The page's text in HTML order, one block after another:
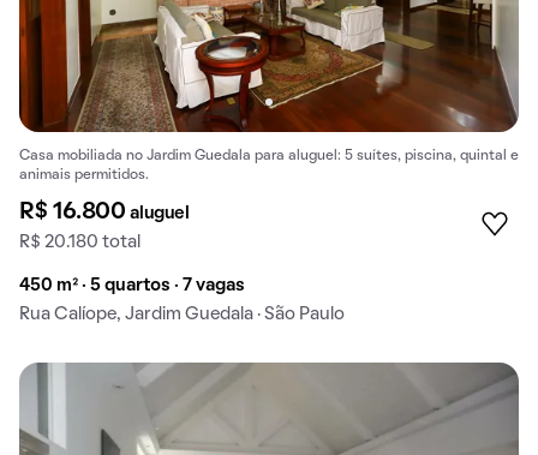
Casa mobiliada no Jardim Guedala para aluguel: 5 suítes, piscina, quintal e
animais permitidos.
R$ 16.800aluguel
R$ 20.180 total
450 m² · 5 quartos · 7 vagas
Rua Calíope, Jardim Guedala · São Paulo